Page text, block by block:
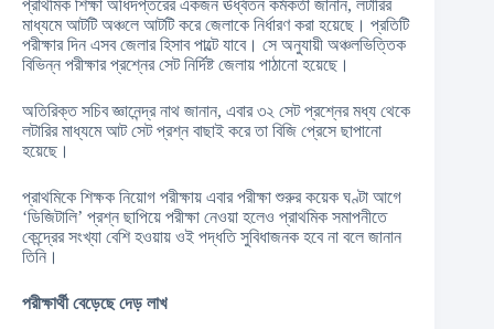
প্রাথমিক শিক্ষা অধিদপ্তরের একজন ঊর্ধ্বতন কর্মকর্তা জানান, লটারির
মাধ্যমে আটটি অঞ্চলে আটটি করে জেলাকে নির্ধারণ করা হয়েছে। প্রতিটি
পরীক্ষার দিন এসব জেলার হিসাব পাল্টে যাবে। সে অনুযায়ী অঞ্চলভিত্তিক
বিভিন্ন পরীক্ষার প্রশ্নের সেট নির্দিষ্ট জেলায় পাঠানো হয়েছে।
অতিরিক্ত সচিব জ্ঞানেন্দ্র নাথ জানান, এবার ৩২ সেট প্রশ্নের মধ্য থেকে
লটারির মাধ্যমে আট সেট প্রশ্ন বাছাই করে তা বিজি প্রেসে ছাপানো
হয়েছে।
প্রাথমিকে শিক্ষক নিয়োগ পরীক্ষায় এবার পরীক্ষা শুরুর কয়েক ঘণ্টা আগে
‘ডিজিটালি’ প্রশ্ন ছাপিয়ে পরীক্ষা নেওয়া হলেও প্রাথমিক সমাপনীতে
কেন্দ্রের সংখ্যা বেশি হওয়ায় ওই পদ্ধতি সুবিধাজনক হবে না বলে জানান
তিনি।
পরীক্ষার্থী বেড়েছে দেড় লাখ